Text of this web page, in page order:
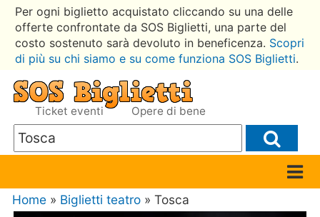
Per ogni biglietto acquistato cliccando su una delle
offerte confrontate da SOS Biglietti, una parte del
costo sostenuto sarà devoluto in beneficenza. Scopri
di più su chi siamo e su come funziona SOS Biglietti.
Ticket eventi Opere di bene
Home » Biglietti teatro » Tosca